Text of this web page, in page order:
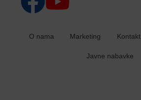
O nama Marketing Kontakt
Javne nabavke